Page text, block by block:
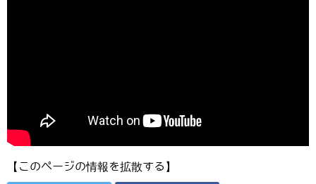
【このページの情報を拡散する】